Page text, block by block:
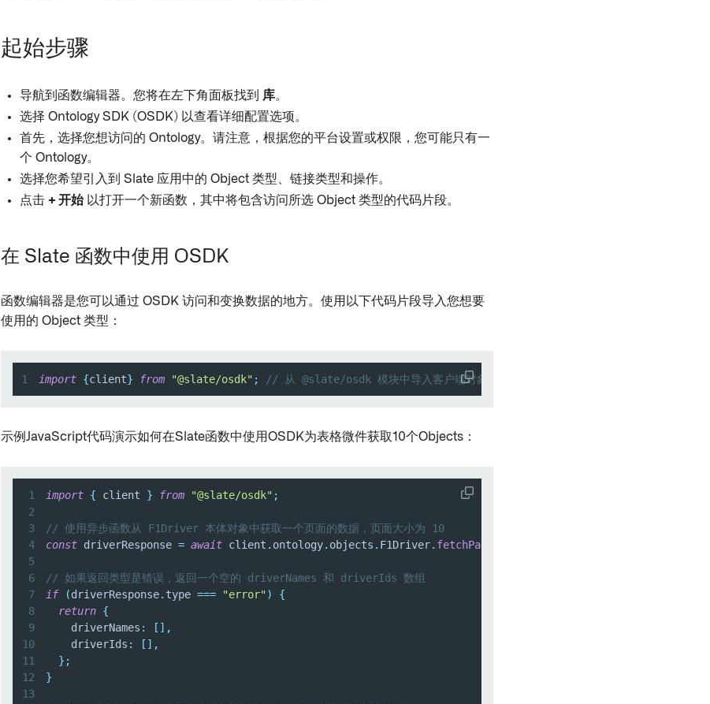
起始步骤
导航到函数编辑器。您将在左下角面板找到 库。
选择 Ontology SDK (OSDK) 以查看详细配置选项。
首先，选择您想访问的 Ontology。请注意，根据您的平台设置或权限，您可能只有一
个 Ontology。
选择您希望引入到 Slate 应用中的 Object 类型、链接类型和操作。
点击 + 开始以打开一个新函数，其中将包含访问所选 Object 类型的代码片段。
在 Slate 函数中使用 OSDK
函数编辑器是您可以通过 OSDK 访问和变换数据的地方。使用以下代码片段导入您想要
使用的 Object 类型：
1 import {client} from "@slate/osdk" ; // 从 @slate/osdk 模块中导入客户端对象
示例JavaScript代码演示如何在Slate函数中使用OSDK为表格微件获取10个Objects：
1 import { client } from "@slate/osdk" ;
2
3
// 使用异步函数从 F1Driver 本体对象中获取一个页面的数据，页面大小为 10
4
const driverResponse = await client . ontology. objects . F1Driver. fetchPage
5
6
// 如果返回类型是错误，返回一个空的 driverNames 和 driverIds 数组
7
if (driverResponse. type === "error" )
{
8
return {
9
    driverNames
: [ ] ,
10
    driverIds
: [ ] ,
11
} ;
12
}
13